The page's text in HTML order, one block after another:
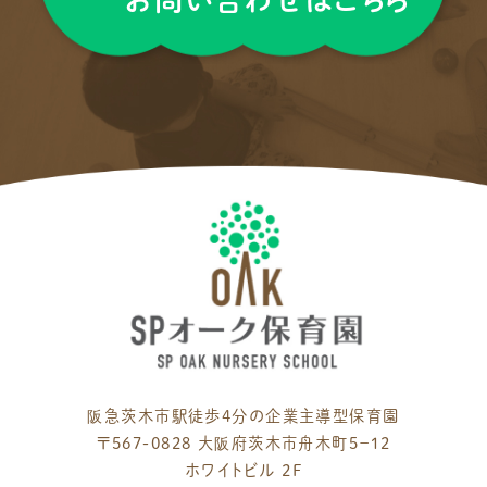
阪急茨木市駅徒歩4分の企業主導型保育園
〒567-0828 大阪府茨木市舟木町５−１２
ホワイトビル 2F